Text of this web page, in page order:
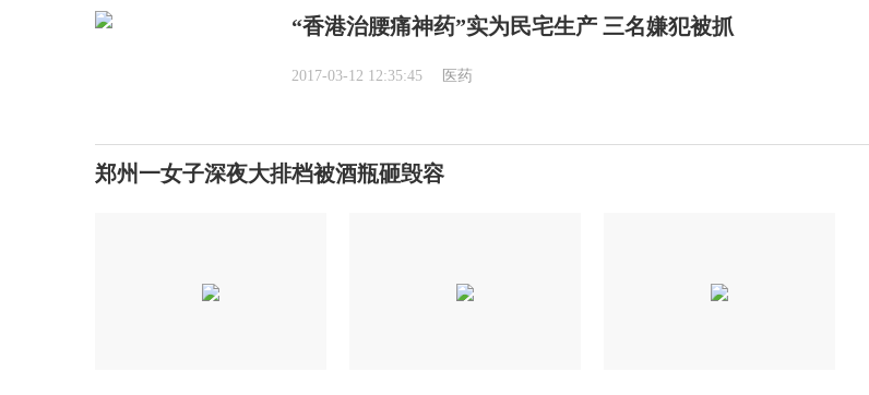
“香港治腰痛神药”实为民宅生产 三名嫌犯被抓
2017-03-12 12:35:45 医药
郑州一女子深夜大排档被酒瓶砸毁容